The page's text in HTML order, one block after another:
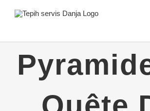
content